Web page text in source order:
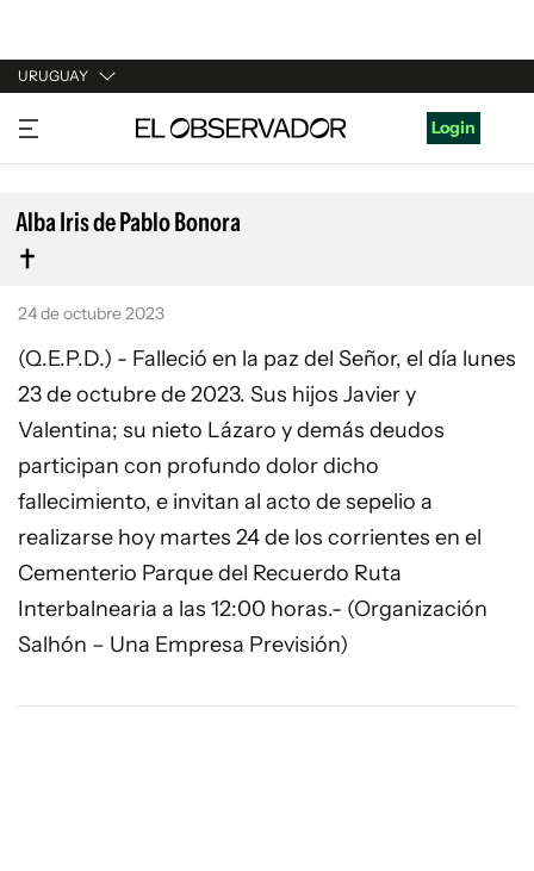
URUGUAY
URUGUAY
ARGENTINA
ESPAÑA
ESTADOS UNIDOS
Login
Alba Iris de Pablo Bonora
24 de octubre 2023
(Q.E.P.D.) - Falleció en la paz del Señor, el día lunes
23 de octubre de 2023. Sus hijos Javier y
Valentina; su nieto Lázaro y demás deudos
participan con profundo dolor dicho
fallecimiento, e invitan al acto de sepelio a
realizarse hoy martes 24 de los corrientes en el
Cementerio Parque del Recuerdo Ruta
Interbalnearia a las 12:00 horas.- (Organización
Salhón – Una Empresa Previsión)